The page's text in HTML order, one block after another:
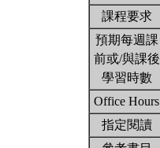
課程要求
預期每週課
前或/與課後
學習時數
Office Hours
指定閱讀